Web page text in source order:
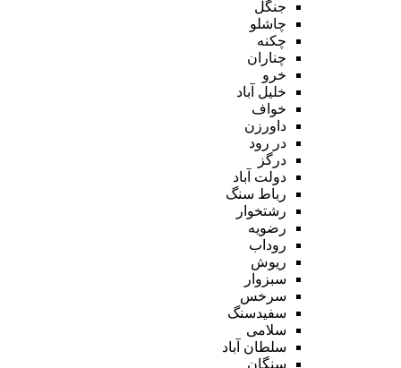
جنگل
چاشلو
چکنه
چناران
خرو
خلیل آباد
خواف
داورزن
در رود
درگز
دولت آباد
رباط سنگ
رشتخوار
رضویه
روداب
ریوش
سبزوار
سرخس
سفیدسنگ
سلامی
سلطان آباد
سنگان